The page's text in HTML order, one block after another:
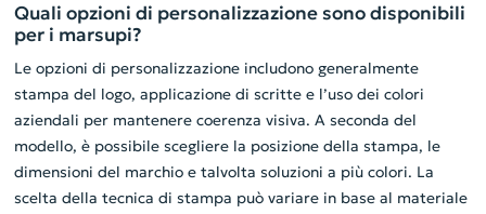
Quali opzioni di personalizzazione sono disponibili
per i marsupi?
Le opzioni di personalizzazione includono generalmente
stampa del logo, applicazione di scritte e l’uso dei colori
aziendali per mantenere coerenza visiva. A seconda del
modello, è possibile scegliere la posizione della stampa, le
dimensioni del marchio e talvolta soluzioni a più colori. La
scelta della tecnica di stampa può variare in base al materiale